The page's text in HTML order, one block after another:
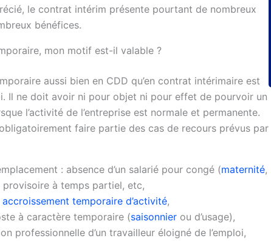
le contrat intérim présente pourtant de nombreux
bénéfices.
mon motif est-il valable ?
aussi bien en CDD qu’en contrat intérimaire est
Il ne doit avoir ni pour objet ni pour effet de pourvoir un
l’activité de l’entreprise est normale et permanente.
faire partie des cas de recours prévus par
: absence d’un salarié pour congé (maternité,
provisoire à temps partiel, etc,
accroissement temporaire d’activité,
à caractère temporaire (saisonnier ou d’usage),
professionnelle d’un travailleur éloigné de l’emploi,